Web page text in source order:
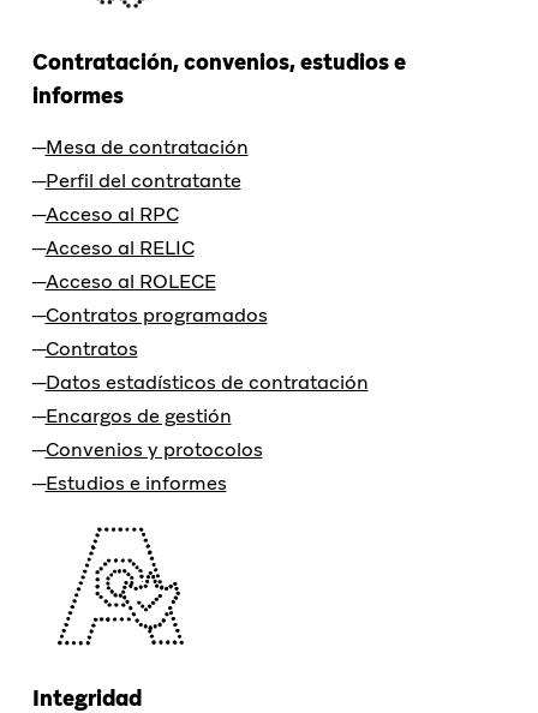
Contratación, convenios, estudios e
informes
Mesa de contratación
Perfil del contratante
Acceso al RPC
Acceso al RELIC
Acceso al ROLECE
Contratos programados
Contratos
Datos estadísticos de contratación
Encargos de gestión
Convenios y protocolos
Estudios e informes
Integridad